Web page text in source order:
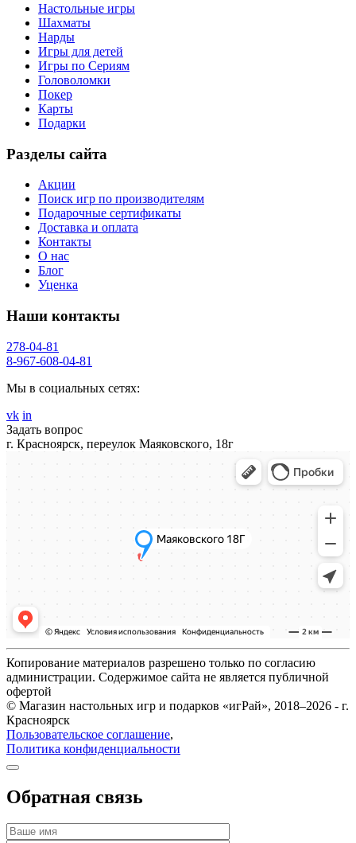
Настольные игры
Шахматы
Нарды
Игры для детей
Игры по Сериям
Головоломки
Покер
Карты
Подарки
Разделы сайта
Акции
Поиск игр по производителям
Подарочные сертификаты
Доставка и оплата
Контакты
О нас
Блог
Уценка
Наши контакты
278-04-81
8-967-608-04-81
Мы в социальных сетях:
vk in
Задать вопрос
г. Красноярск, переулок Маяковского, 18г
Копирование материалов разрешено только по согласию
администрации. Содержимое сайта не является публичной
офертой
© Магазин настольных игр и подарков «игРай», 2018–2026 - г.
Красноярск
Пользовательское соглашение,
Политика конфиденциальности
Обратная связь